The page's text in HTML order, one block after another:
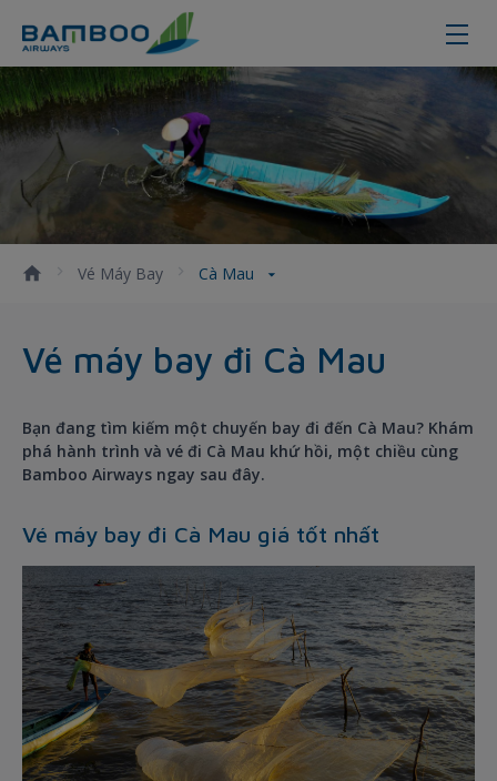
Cà Mau
Vé Máy Bay Cà Mau
Vé máy bay đi Cà Mau
Bạn đang tìm kiếm một chuyến bay đi đến Cà Mau? Khám
phá hành trình và vé đi Cà Mau khứ hồi, một chiều cùng
Bamboo Airways ngay sau đây.
Vé máy bay đi Cà Mau giá tốt nhất